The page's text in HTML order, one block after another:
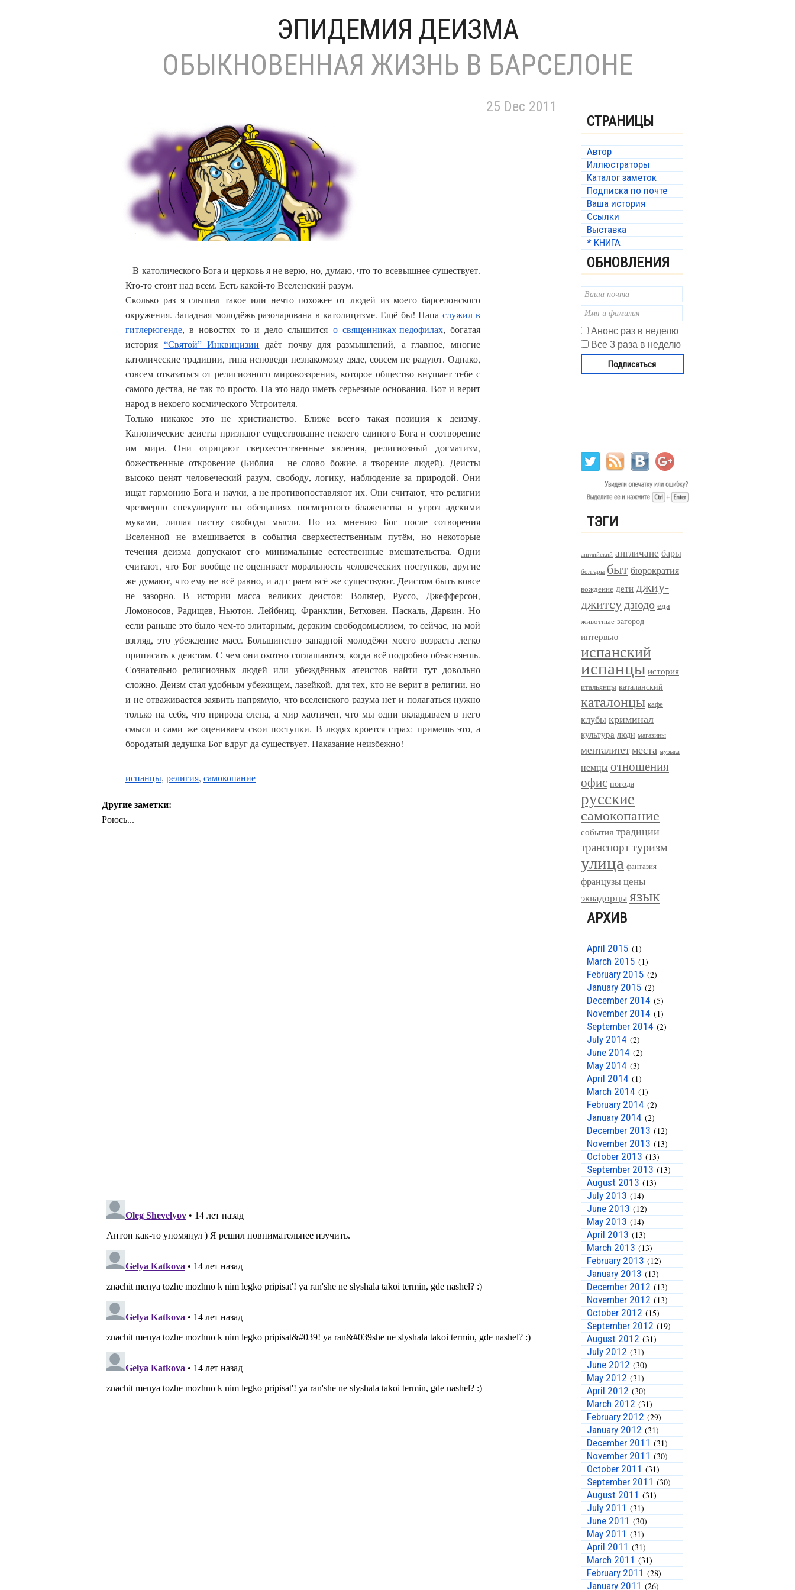
ЭПИДЕМИЯ ДЕИЗМА
ОБЫКНОВЕННАЯ ЖИЗНЬ В БАРСЕЛОНЕ
25 Dec 2011
– В католического Бога и церковь я не верю, но, думаю, что-то всевышнее существует.
Кто-то стоит над всем. Есть какой-то Вселенский разум.
Сколько раз я слышал такое или нечто похожее от людей из моего барселонского
окружения. Западная молодёжь разочарована в католицизме. Ещё бы! Папа служил в
гитлерюгенде, в новостях то и дело слышится о священниках-педофилах, богатая
история “Святой” Инквицизии даёт почву для размышлений, а главное, многие
католические традиции, типа исповеди незнакомому дяде, совсем не радуют. Однако,
совсем отказаться от религиозного мировоззрения, которое общество внушает тебе с
самого дества, не так-то просто. На это надо иметь серьезные основания. Вот и верит
народ в некоего космического Устроителя.
Только никакое это не христианство. Ближе всего такая позиция к деизму.
Канонические деисты признают существование некоего единого Бога и соотворение
им мира. Они отрицают сверхестественные явления, религиозный догматизм,
божественные откровение (Библия – не слово божие, а творение людей). Деисты
высоко ценят человеческий разум, свободу, логику, наблюдение за природой. Они
ищат гармонию Бога и науки, а не противопоставляют их. Они считают, что религии
чрезмерно спекулируют на обещаниях посмертного блаженства и угроз адскими
муками, лишая паству свободы мысли. По их мнению Бог после сотворения
Вселенной не вмешивается в события сверхестественным путём, но некоторые
течения деизма допускают его минимальные естественные вмешательства. Одни
считают, что Бог вообще не оценивает моральность человеческих поступков, другие
же думают, что ему не всё равно, и ад с раем всё же существуют. Деистом быть вовсе
не зазорно. В истории масса великих деистов: Вольтер, Руссо, Джефферсон,
Ломоносов, Радищев, Ньютон, Лейбниц, Франклин, Бетховен, Паскаль, Дарвин. Но
если раньше это было чем-то элитарным, дерзким свободомыслием, то сейчас, на мой
взгляд, это убеждение масс. Большинство западной молодёжи моего возраста легко
приписать к деистам. С чем они охотно соглашаются, когда всё подробно объясняешь.
Сознательно религиозных людей или убеждённых атеистов найти тут довольно
сложно. Деизм стал удобным убежищем, лазейкой, для тех, кто не верит в религии, но
и не отваживается заявить напрямую, что вселенского разума нет и полагаться нужно
только на себя, что природа слепа, а мир хаотичен, что мы одни вкладываем в него
смысл и сами же оцениваем свои поступки. В людях кроется страх: примешь это, а
бородатый дедушка Бог вдруг да существует. Наказание неизбежно!
испанцы, религия, самокопание
Другие заметки:
Роюсь...
СТРАНИЦЫ
Автор
Иллюстраторы
Каталог заметок
Подписка по почте
Ваша история
Ссылки
Выставка
* КНИГА
ОБНОВЛЕНИЯ
Анонс раз в неделю
Все 3 раза в неделю
ТЭГИ
английский англичане бары
болгары бытбюрократия
вождение дети джиу-
джитсудзюдо еда
животные загород
интервью
испанский
испанцы история
итальянцы каталанский
каталонцы кафе
клубы криминал
культура люди магазины
менталитетместа музыка
немцы отношения
офис погода
русские
самокопание
события традиции
транспорттуризм
улица фантазия
французы цены
эквадорцыязык
АРХИВ
April 2015 (1)
March 2015 (1)
February 2015 (2)
January 2015 (2)
December 2014 (5)
November 2014 (1)
September 2014 (2)
July 2014 (2)
June 2014 (2)
May 2014 (3)
April 2014 (1)
March 2014 (1)
February 2014 (2)
January 2014 (2)
December 2013 (12)
November 2013 (13)
October 2013 (13)
September 2013 (13)
August 2013 (13)
July 2013 (14)
June 2013 (12)
May 2013 (14)
April 2013 (13)
March 2013 (13)
February 2013 (12)
January 2013 (13)
December 2012 (13)
November 2012 (13)
October 2012 (15)
September 2012 (19)
August 2012 (31)
July 2012 (31)
June 2012 (30)
May 2012 (31)
April 2012 (30)
March 2012 (31)
February 2012 (29)
January 2012 (31)
December 2011 (31)
November 2011 (30)
October 2011 (31)
September 2011 (30)
August 2011 (31)
July 2011 (31)
June 2011 (30)
May 2011 (31)
April 2011 (31)
March 2011 (31)
February 2011 (28)
January 2011 (26)